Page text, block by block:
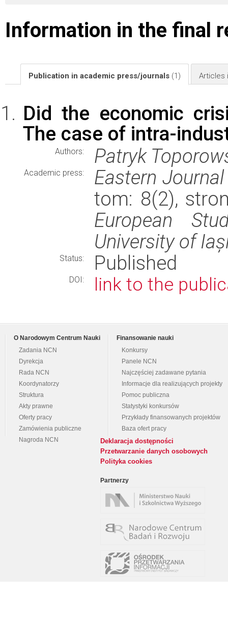
Information in the final
Publication in academic press/journals (1) Articles
Did the economic
The case of intra-
Authors: Patryk
Academic press:
Eastern
tom: 8(2),
European
University of
Status: Published
DOI: link to the
O Narodowym Centrum Nauki
Zadania NCN
Dyrekcja
Rada NCN
Koordynatorzy
Struktura
Akty prawne
Oferty pracy
Zamówienia publiczne
Nagroda NCN
Finansowanie nauki
Konkursy
Panele NCN
Najczęściej zadawane pytania
Informacje dla realizujących projekty
Pomoc publiczna
Statystyki konkursów
Przykłady finansowanych projektów
Baza ofert pracy
Deklaracja dostępności
Przetwarzanie danych osobowych
Polityka cookies
Partnerzy